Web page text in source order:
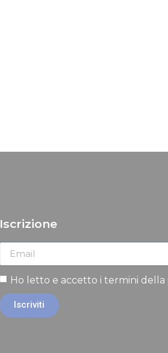
Iscrizione
Ho letto e accetto i termini della
Iscriviti